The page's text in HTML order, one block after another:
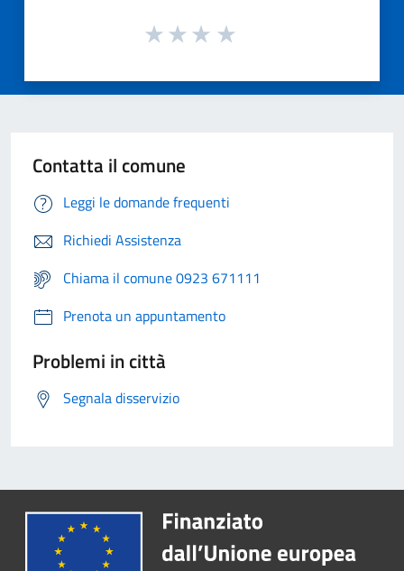
Contatta il comune
Leggi le domande frequenti
Richiedi Assistenza
Chiama il comune 0923 671111
Prenota un appuntamento
Problemi in città
Segnala disservizio